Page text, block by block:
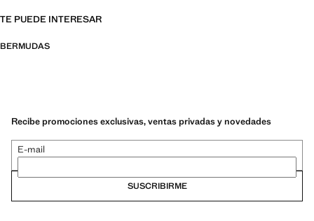
TE PUEDE INTERESAR
BERMUDAS
Recibe promociones exclusivas, ventas privadas y novedades
E-mail
SUSCRIBIRME